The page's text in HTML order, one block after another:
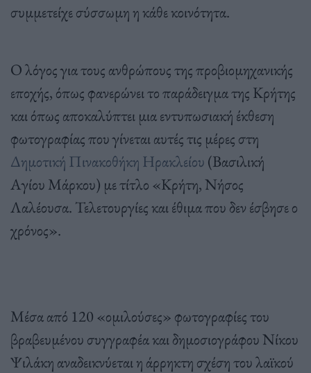
συμμετείχε σύσσωμη η κάθε κοινότητα.
Ο λόγος για τους ανθρώπους της προβιομηχανικής
εποχής, όπως φανερώνει το παράδειγμα της Κρήτης
και όπως αποκαλύπτει μια εντυπωσιακή έκθεση
φωτογραφίας που γίνεται αυτές τις μέρες στη
Δημοτική Πινακοθήκη Ηρακλείου (Βασιλική
Αγίου Μάρκου) με τίτλο «Κρήτη, Νήσος
Λαλέουσα. Τελετουργίες και έθιμα που δεν έσβησε ο
χρόνος».
Μέσα από 120 «ομιλούσες» φωτογραφίες του
βραβευμένου συγγραφέα και δημοσιογράφου Νίκου
Ψιλάκη αναδεικνύεται η άρρηκτη σχέση του λαϊκού